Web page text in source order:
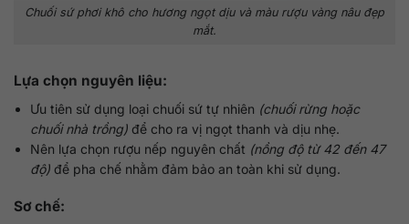
Chuối sứ phơi khô cho hương ngọt dịu và màu rượu vàng nâu đẹp
mắt.
Lựa chọn nguyên liệu:
Ưu tiên sử dụng loại chuối sứ tự nhiên (chuối rừng hoặc
chuối nhà trồng) để cho ra vị ngọt thanh và dịu nhẹ.
Nên lựa chọn rượu nếp nguyên chất (nồng độ từ 42 đến 47
độ) để pha chế nhằm đảm bảo an toàn khi sử dụng.
Sơ chế: